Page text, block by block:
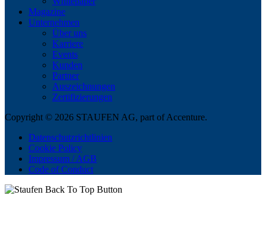
Magazine
Unternehmen
Über uns
Karriere
Events
Kunden
Partner
Auszeichnungen
Zertifizierungen
Copyright © 2026 STAUFEN AG, part of Accenture.
Datenschutzrichtlinien
Cookie Policy
Impressum / AGB
Code of Conduct